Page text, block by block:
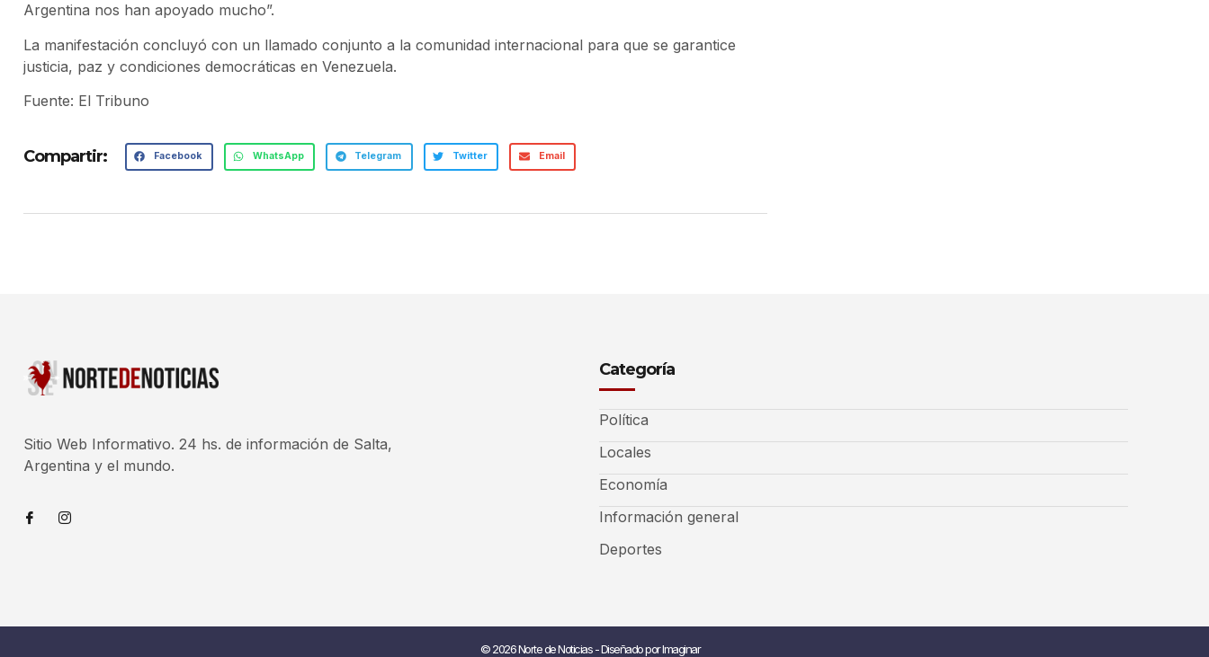
Argentina nos han apoyado mucho”.
La manifestación concluyó con un llamado conjunto a la comunidad internacional para que se garantice
justicia, paz y condiciones democráticas en Venezuela.
Fuente: El Tribuno
Compartir: Facebook WhatsApp Telegram Twitter Email
Sitio Web Informativo. 24 hs. de información de Salta,
Argentina y el mundo.
Categoría
Política
Locales
Economía
Información general
Deportes
© 2026 Norte de Noticias - Diseñado por Imaginar